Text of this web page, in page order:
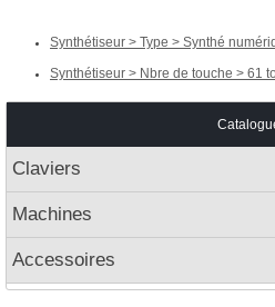
Synthétiseur > Type > Synthé
Synthétiseur > Nbre de touche > 61
Claviers
Machines
Accessoires